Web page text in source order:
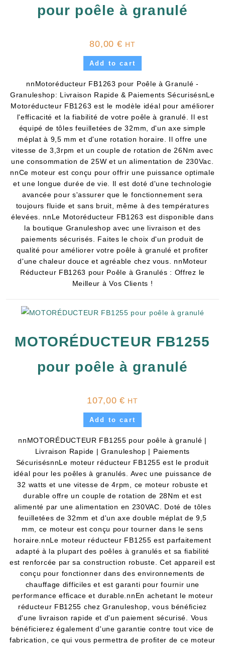
pour poêle à granulé
80,00 € HT
Add to cart
nnMotoréducteur FB1263 pour Poêle à Granulé -
Granuleshop: Livraison Rapide & Paiements SécurisésnLe
Motoréducteur FB1263 est le modèle idéal pour améliorer
l'efficacité et la fiabilité de votre poêle à granulé. Il est
équipé de tôles feuilletées de 32mm, d'un axe simple
méplat à 9,5 mm et d'une rotation horaire. Il offre une
vitesse de 3,3rpm et un couple de rotation de 26Nm avec
une consommation de 25W et un alimentation de 230Vac.
nnCe moteur est conçu pour offrir une puissance optimale
et une longue durée de vie. Il est doté d'une technologie
avancée pour s'assurer que le fonctionnement sera
toujours fluide et sans bruit, même à des températures
élevées. nnLe Motoréducteur FB1263 est disponible dans
la boutique Granuleshop avec une livraison et des
paiements sécurisés. Faites le choix d'un produit de
qualité pour améliorer votre poêle à granulé et profiter
d'une chaleur douce et agréable chez vous. nnMoteur
Réducteur FB1263 pour Poêle à Granulés : Offrez le
Meilleur à Vos Clients !
MOTORÉDUCTEUR FB1255
pour poêle à granulé
107,00€ HT
Add to cart
nnMOTORÉDUCTEUR FB1255 pour poêle à granulé |
Livraison Rapide | Granuleshop | Paiements
SécurisésnnLe moteur réducteur FB1255 est le produit
idéal pour les poêles à granulés. Avec une puissance de
32 watts et une vitesse de 4rpm, ce moteur robuste et
durable offre un couple de rotation de 28Nm et est
alimenté par une alimentation en 230VAC. Doté de tôles
feuilletées de 32mm et d'un axe double méplat de 9,5
mm, ce moteur est conçu pour tourner dans le sens
horaire.nnLe moteur réducteur FB1255 est parfaitement
adapté à la plupart des poêles à granulés et sa fiabilité
est renforcée par sa construction robuste. Cet appareil est
conçu pour fonctionner dans des environnements de
chauffage difficiles et est garanti pour fournir une
performance efficace et durable.nnEn achetant le moteur
réducteur FB1255 chez Granuleshop, vous bénéficiez
d'une livraison rapide et d'un paiement sécurisé. Vous
bénéficierez également d'une garantie contre tout vice de
fabrication, ce qui vous permettra de profiter de ce moteur